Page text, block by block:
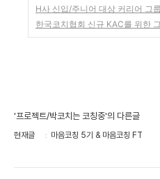
H사 신입/주니어 대상 커리어 그
한국코치협회 신규 KAC를 위한
'프로젝트/박코치는 코칭중'의 다른글
현재글 마음코칭 5기 & 마음코칭 FT